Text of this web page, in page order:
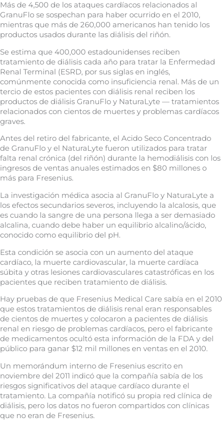
Más de 4,500 de los ataques cardíacos relacionados al
GranuFlo se sospechan para haber ocurrido en el 2010,
mientras que más de 260,000 americanos han tenido los
productos usados durante las diálisis del riñón.
Se estima que 400,000 estadounidenses reciben
tratamiento de diálisis cada año para tratar la Enfermedad
Renal Terminal (ESRD, por sus siglas en inglés,
comúnmente conocida como insuficiencia renal. Más de un
tercio de estos pacientes con diálisis renal reciben los
productos de diálisis GranuFlo y NaturaLyte — tratamientos
relacionados con cientos de muertes y problemas cardíacos
graves.
Antes del retiro del fabricante, el Acido Seco Concentrado
de GranuFlo y el NaturaLyte fueron utilizados para tratar
falta renal crónica (del riñón) durante la hemodiálisis con los
ingresos de ventas anuales estimados en $80 millones o
más para Fresenius.
La investigación médica asocia al GranuFlo y NaturaLyte a
los efectos secundarios severos, incluyendo la alcalosis, que
es cuando la sangre de una persona llega a ser demasiado
alcalina, cuando debe haber un equilibrio alcalino/ácido,
conocido como equilibrio del pH.
Esta condición se asocia con un aumento del ataque
cardíaco, la muerte cardiovascular, la muerte cardíaca
súbita y otras lesiones cardiovasculares catastróficas en los
pacientes que reciben tratamiento de diálisis.
Hay pruebas de que Fresenius Medical Care sabía en el 2010
que estos tratamientos de diálisis renal eran responsables
de cientos de muertes y colocaron a pacientes de diálisis
renal en riesgo de problemas cardíacos, pero el fabricante
de medicamentos ocultó esta información de la FDA y del
público para ganar $12 mil millones en ventas en el 2010.
Un memorándum interno de Fresenius escrito en
noviembre del 2011 indicó que la compañía sabía de los
riesgos significativos del ataque cardíaco durante el
tratamiento. La compañía notificó su propia red clínica de
diálisis, pero los datos no fueron compartidos con clínicas
que no eran de Fresenius.